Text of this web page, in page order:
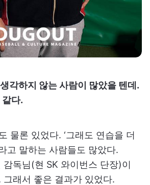
각하지 않는 사람이 많았을 텐데.
다.
물론 있었다. ‘그래도 연습을 더
고 말하는 사람들도 많았다.
독님(현 SK 와이번스 단장)이
그래서 좋은 결과가 있었다.